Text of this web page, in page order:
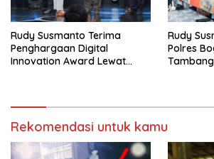
Rudy Susmanto Terima
Penghargaan Digital
Innovation Award Lewat
Rudy
Polres
Rekomendasi untuk kamu